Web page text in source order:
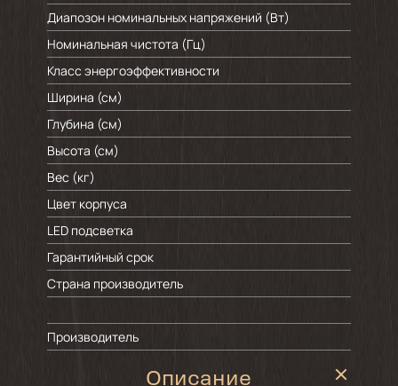
Диапозон номинальных напряжений (Вт)
Номинальная чистота (Гц)
Класс энергоэффективности
Ширина (см)
Глубина (см)
Высота (см)
Вес (кг)
Цвет корпуса
LED подсветка
Гарантийный срок
Страна производитель
Производитель
Описание